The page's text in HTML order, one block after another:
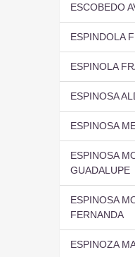
ESCOBEDO
ESPINDOLA
ESPINOLA
ESPINOSA
ESPINOSA
ESPINOSA
GUADALUPE
ESPINOSA
FERNANDA
ESPINOZA